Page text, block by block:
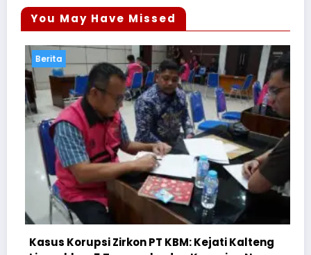
You May Have Missed
Zirkon PT KBM: Kejati Kalteng
Berita